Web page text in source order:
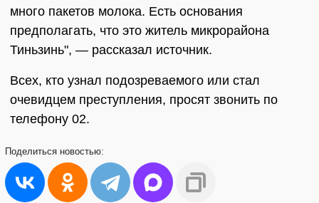
много пакетов молока. Есть основания
предполагать, что это житель микрорайона
Тиньзинь", — рассказал источник.
Всех, кто узнал подозреваемого или стал
очевидцем преступления, просят звонить по
телефону 02.
Поделиться новостью: